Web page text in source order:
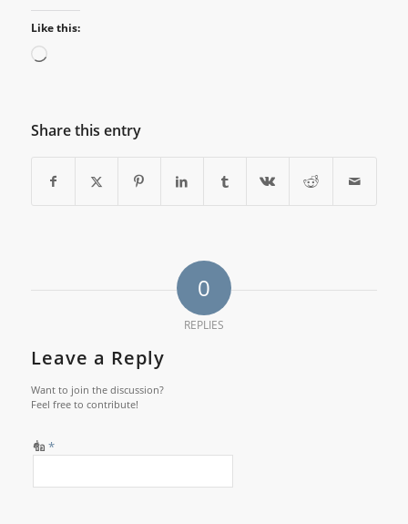
Like this:
Share this entry
0
REPLIES
Leave a Reply
Want to join the discussion?
Feel free to contribute!
ชื่อ *